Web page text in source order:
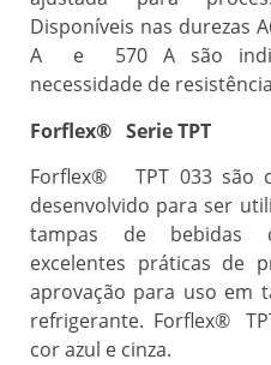
Disponíveis nas durezas
A e 570 A são
necessidade de
Forflex® Serie TPT
Forflex® TPT 033 são
desenvolvido para ser
tampas de bebidas
excelentes práticas de
aprovação para uso em
refrigerante. Forflex®
cor azul e cinza.